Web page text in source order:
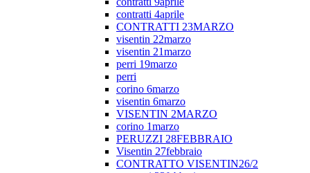
contratti 4aprile
CONTRATTI 23MARZO
visentin 22marzo
visentin 21marzo
perri 19marzo
perri
corino 6marzo
visentin 6marzo
VISENTIN 2MARZO
corino 1marzo
PERUZZI 28FEBBRAIO
Visentin 27febbraio
CONTRATTO VISENTIN26/2